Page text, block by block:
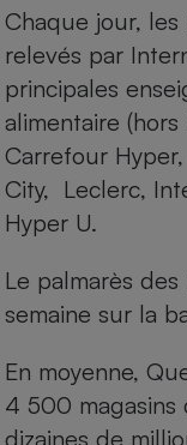
Chaque jour,
relevés par
principales
alimentaire
Carrefour
City, Leclerc,
Hyper U.
Le palmarès
semaine sur la
En moyenne,
4 500 magasins
dizaines de